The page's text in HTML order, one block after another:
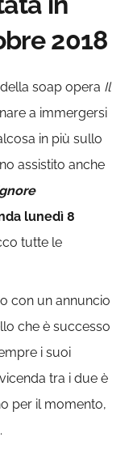
2018
soap opera Il
a immergersi
in più sullo
assistito anche
lunedì 8
tutte le
con un annuncio
che è successo
i suoi
tra i due è
per il momento,